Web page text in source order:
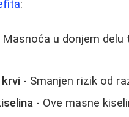
:
Masnoća u donjem delu
- Smanjen rizik od
- Ove masne